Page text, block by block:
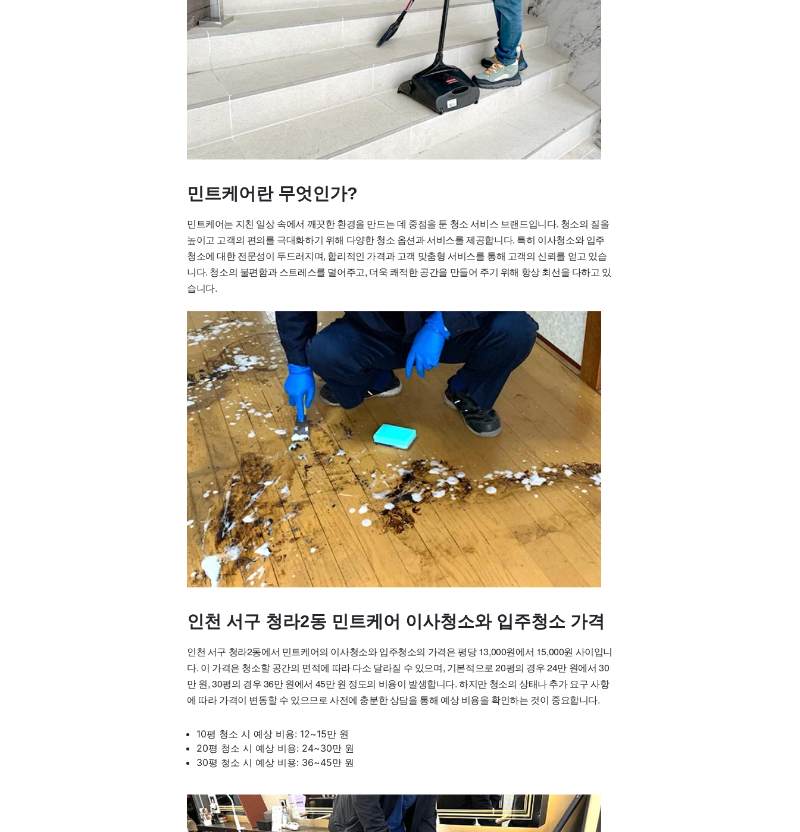
민트케어란 무엇인가?
민트케어는 지친 일상 속에서 깨끗한 환경을 만드는 데 중점을 둔 청소 서비스 브랜드입니다. 청소의 질을
높이고 고객의 편의를 극대화하기 위해 다양한 청소 옵션과 서비스를 제공합니다. 특히 이사청소와 입주
청소에 대한 전문성이 두드러지며, 합리적인 가격과 고객 맞춤형 서비스를 통해 고객의 신뢰를 얻고 있습
니다. 청소의 불편함과 스트레스를 덜어주고, 더욱 쾌적한 공간을 만들어 주기 위해 항상 최선을 다하고 있
습니다.
인천 서구 청라2동 민트케어 이사청소와 입주청소 가격
인천 서구 청라2동에서 민트케어의 이사청소와 입주청소의 가격은 평당 13,000원에서 15,000원 사이입니
다. 이 가격은 청소할 공간의 면적에 따라 다소 달라질 수 있으며, 기본적으로 20평의 경우 24만 원에서 30
만 원, 30평의 경우 36만 원에서 45만 원 정도의 비용이 발생합니다. 하지만 청소의 상태나 추가 요구 사항
에 따라 가격이 변동할 수 있으므로 사전에 충분한 상담을 통해 예상 비용을 확인하는 것이 중요합니다.
10평 청소 시 예상 비용: 12~15만 원
20평 청소 시 예상 비용: 24~30만 원
30평 청소 시 예상 비용: 36~45만 원